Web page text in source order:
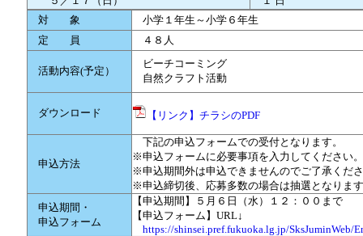
対 象
小学１年生～小学６年生
定 員
４８人
活動内容(予定）
ビーチコーミング
自然クラフト活動
ダウンロード 【リンク】チラシのPDF
申込方法
下記の申込フォームでの受付となります。
※申込フォームに必要事項を入力してください。
※申込期間外は申込できませんのでご了承くだ
※申込締切後、応募多数の場合は抽選となりま
申込期間・
申込フォーム
【申込期間】５月６日（水）１２：００まで
【申込フォーム】URL↓
https://shinsei.pref.fukuoka.lg.jp/SksJuminWeb/